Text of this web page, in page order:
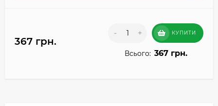
367 грн.
- + КУПИТИ
Всього: 367 грн.